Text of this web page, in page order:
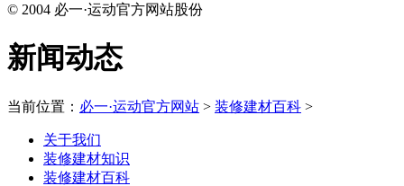
© 2004 必一·运动官方网站股份
新闻动态
当前位置： 必一·运动官方网站 > 装修建材百科 >
关于我们
装修建材知识
装修建材百科